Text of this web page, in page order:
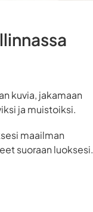
kuvia, jakamaan
ja muistoiksi.
maailman
suoraan luoksesi.